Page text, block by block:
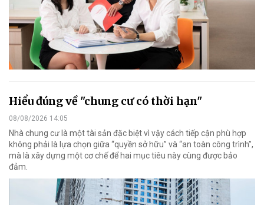
Hiểu đúng về "chung cư có thời hạn"
08/08/2026 14:05
Nhà chung cư là một tài sản đặc biệt vì vậy cách tiếp cận phù hợp
không phải là lựa chọn giữa “quyền sở hữu” và “an toàn công trình”,
mà là xây dựng một cơ chế để hai mục tiêu này cùng được bảo
đảm.